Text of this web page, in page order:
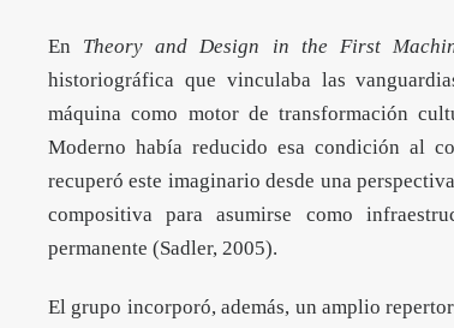
En Theory and Design in the First
historiográfica que vinculaba las
máquina como motor de transformación
Moderno había reducido esa condición al
recuperó este imaginario desde una
compositiva para asumirse como
permanente (Sadler, 2005).
El grupo incorporó, además, un amplio